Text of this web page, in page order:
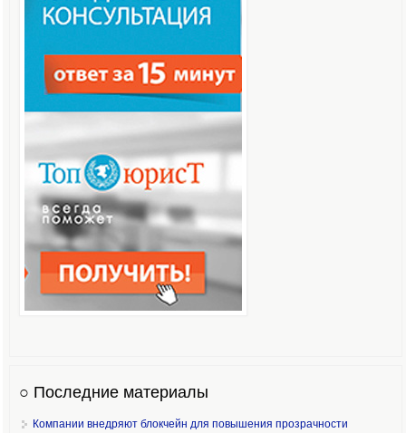
○ Последние материалы
Компании внедряют блокчейн для повышения прозрачности